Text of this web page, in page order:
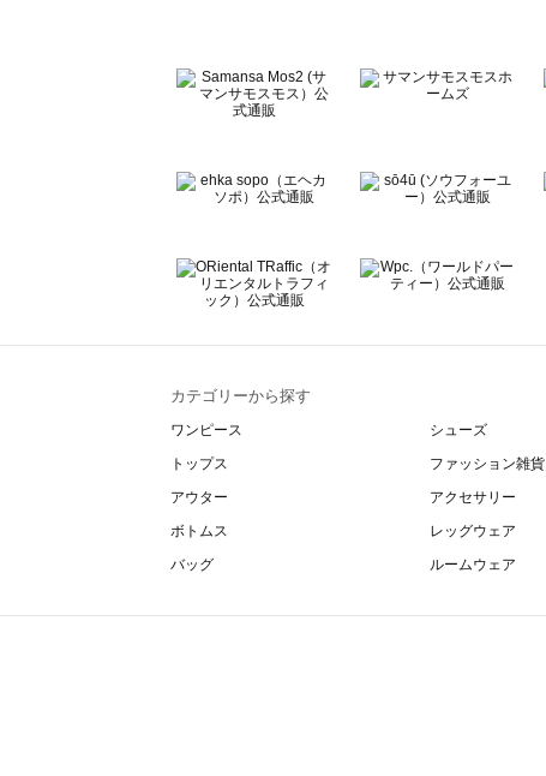
BETTY'S BLUE（べティーズブルー）のシューズ一覧
Wpc.（ワールドパーティー）のシューズ一覧
カテゴリーから探す
ワンピース
トップス
アウター
ボトムス
バッグ
シューズ
ファッション雑貨
アクセサリー
レッグウェア
ルームウェア